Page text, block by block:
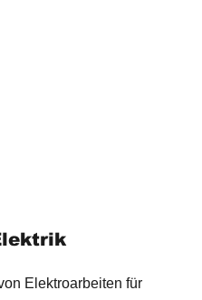
Elektroarbeiten für